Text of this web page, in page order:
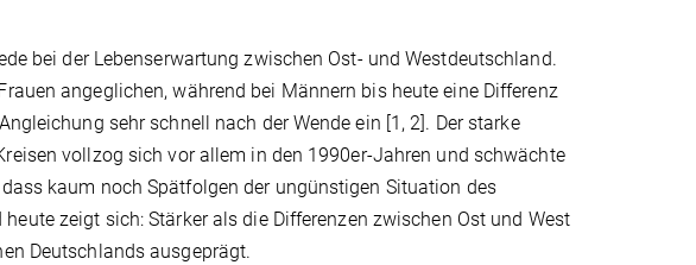
bei der Lebenserwartung zwischen Ost- und Westdeutschland.
angeglichen, während bei Männern bis heute eine Differenz
sehr schnell nach der Wende ein [1, 2]. Der starke
vollzog sich vor allem in den 1990er-Jahren und schwächte
kaum noch Spätfolgen der ungünstigen Situation des
zeigt sich: Stärker als die Differenzen zwischen Ost und West
Deutschlands ausgeprägt.